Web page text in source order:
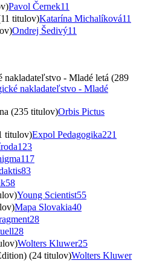
Pavol Černek11
titulov)Katarína Michalíková11
Ondrej Šedivý11
nakladateľstvo - Mladé letá (289
nakladateľstvo - Mladé
(235 titulov)Orbis Pictus
titulov)Expol Pedagogika221
123
117
83
58
Young Scientist55
Mapa Slovakia40
28
28
Wolters Kluwer25
(24 titulov)Wolters Kluwer